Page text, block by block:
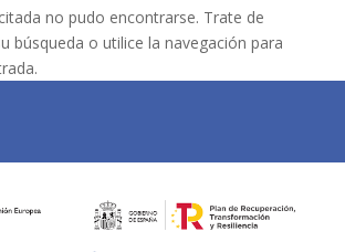
no pudo encontrarse. Trate de
búsqueda o utilice la navegación para